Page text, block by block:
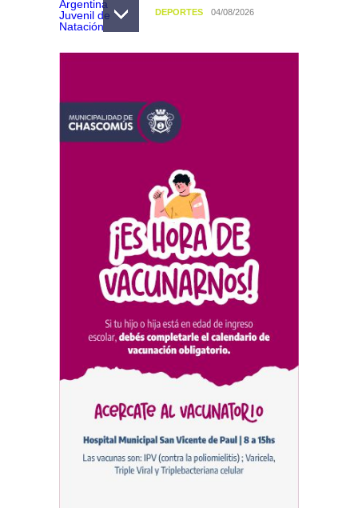
DEPORTES 04/08/2026
el sector mantiene la
preocupación por la crisis
TURISMO
Chascomús incorporó una
estación
hidrometeorológica para
fortalecer el monitoreo y la
prevención ante eventos
climáticos
SEGURIDAD 31/07/2026
La Escuela Normal tendrá
calefacción para el reinicio
de las clases tras una obra
de emergencia financiada
por la Municipalidad
EDUCACIÓN 30/07/2026